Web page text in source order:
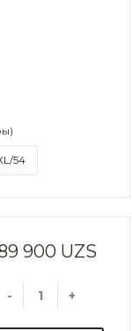
54
900 UZS
- +